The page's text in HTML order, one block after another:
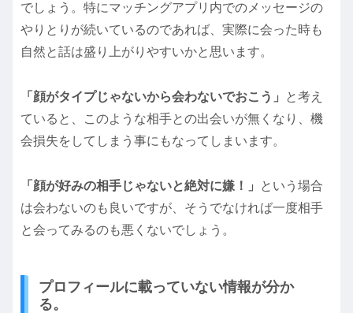
でしょう。特にマッチングアプリ内でのメッセージの
やりとりが続いているのであれば、実際に会った時も
自然と話は盛り上がりやすいかと思います。
「顔がタイプじゃないから会わないでおこう」
と考え
ていると、このような相手との出会いが無くなり、機
会損失をしてしまう事にもなってしまいます。
「顔が好みの相手じゃないと絶対に嫌！」
という場合
は会わないのも良いですが、そうでなければ一度相手
と会ってみるのも悪くないでしょう。
プロフィールに載っていない情報が分か
る。